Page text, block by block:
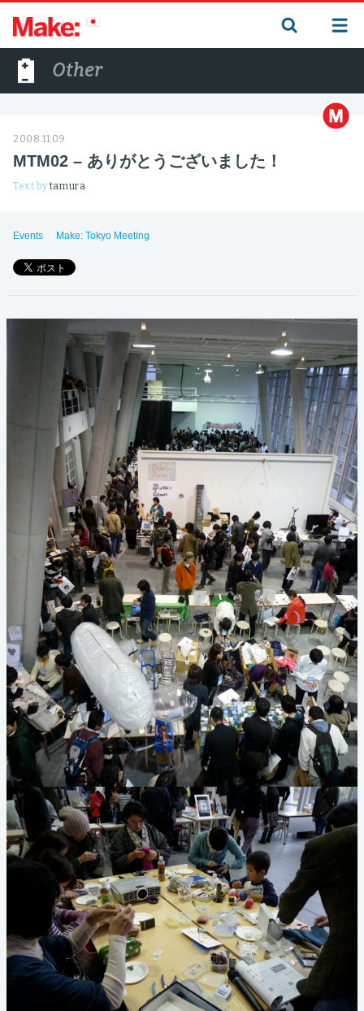
Other
2008.11.09
MTM02 – ありがとうございました！
Text bytamura
Events Make: Tokyo Meeting